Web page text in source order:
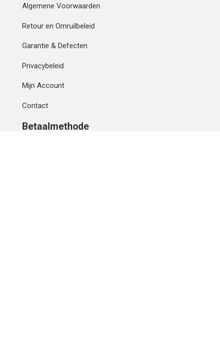
Algemene Voorwaarden
Retour en Omruilbeleid
Garantie & Defecten
Privacybeleid
Mijn Account
Contact
Betaalmethode